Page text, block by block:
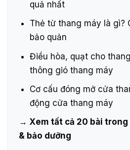
quả nhất
Thẻ từ thang máy là gì?
bảo quản
Điều hòa, quạt cho
thông gió thang máy
Cơ cấu đóng mở cửa
động cửa thang máy
→ Xem tất cả 20 bài trong
& bảo dưỡng